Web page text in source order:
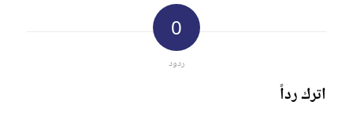
0
ردود
اترك رداً